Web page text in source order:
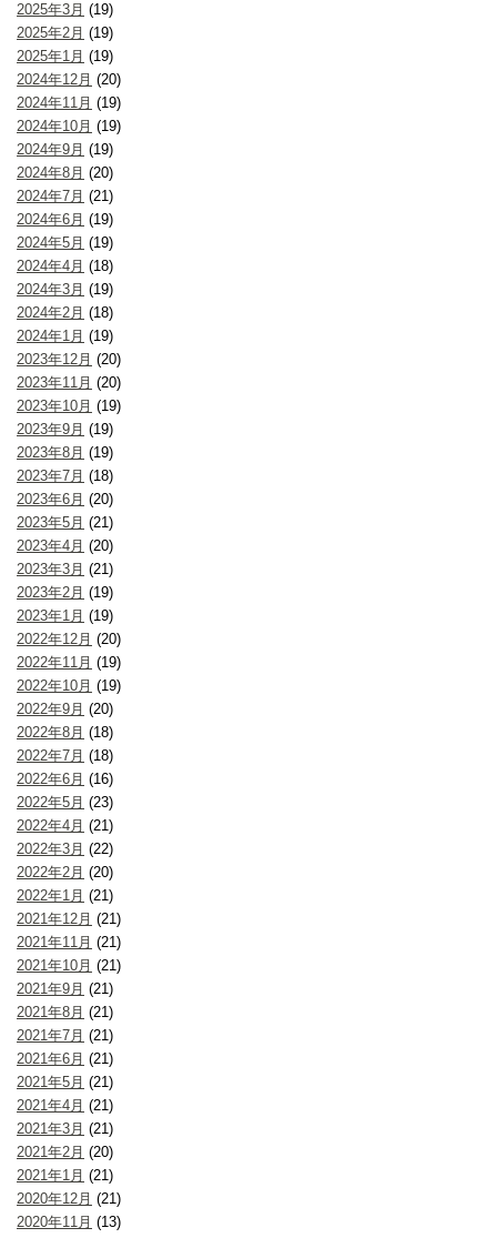
2025年3月 (19)
2025年2月 (19)
2025年1月 (19)
2024年12月 (20)
2024年11月 (19)
2024年10月 (19)
2024年9月 (19)
2024年8月 (20)
2024年7月 (21)
2024年6月 (19)
2024年5月 (19)
2024年4月 (18)
2024年3月 (19)
2024年2月 (18)
2024年1月 (19)
2023年12月 (20)
2023年11月 (20)
2023年10月 (19)
2023年9月 (19)
2023年8月 (19)
2023年7月 (18)
2023年6月 (20)
2023年5月 (21)
2023年4月 (20)
2023年3月 (21)
2023年2月 (19)
2023年1月 (19)
2022年12月 (20)
2022年11月 (19)
2022年10月 (19)
2022年9月 (20)
2022年8月 (18)
2022年7月 (18)
2022年6月 (16)
2022年5月 (23)
2022年4月 (21)
2022年3月 (22)
2022年2月 (20)
2022年1月 (21)
2021年12月 (21)
2021年11月 (21)
2021年10月 (21)
2021年9月 (21)
2021年8月 (21)
2021年7月 (21)
2021年6月 (21)
2021年5月 (21)
2021年4月 (21)
2021年3月 (21)
2021年2月 (20)
2021年1月 (21)
2020年12月 (21)
2020年11月 (13)